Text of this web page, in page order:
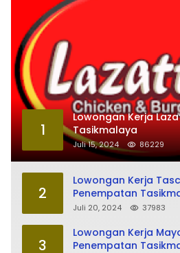
1
Lowongan Kerja
Tasikmalaya
Juli 15, 2024 86229
2
Lowongan Kerja
Penempatan
Juli 20, 2024 37983
3
Lowongan Kerja
Penempatan